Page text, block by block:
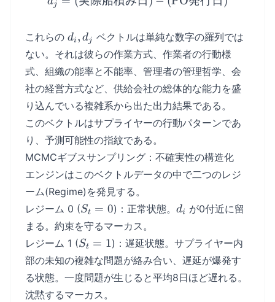
j
これらの d_i,
d_j
di , dj ベクトルは単純な数字の羅列では
ない。それは彼らの作業方式、作業者の行動様
式、組織の能率と不能率、管理者の管理哲学、会
社の経営方式など、供給会社の総体的な能力を盛
り込んでいる複雑系から出た出力結果である。
このベクトルはサプライヤーの行動パターンであ
り、予測可能性の指紋である。
MCMCギブスサンプリング：不確実性の構造化
エンジンはこのベクトルデータの中で二つのレジ
ーム(Regime)を発見する。
レジーム 0 (S_t
=
0
St = 0)：正常状態。 d_i
di
が0付近に留
まる。約束を守るマーカス。
レジーム 1 (S_t
=
1
St = 1)：遅延状態。サプライヤー内
部の未知の複雑な問題が絡み合い、遅延が爆発す
る状態。一度問題が生じると平均8日ほど遅れる。
沈黙するマーカス。